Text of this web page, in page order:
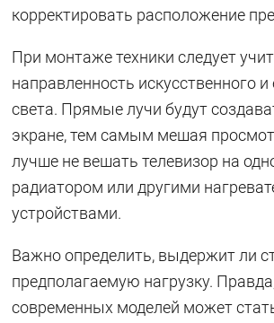
корректировать расположение
При монтаже техники следует
направленность искусственного и
света. Прямые лучи будут
экране, тем самым мешая
лучше не вешать телевизор на
радиатором или другими
устройствами.
Важно определить, выдержит ли
предполагаемую нагрузку.
современных моделей может